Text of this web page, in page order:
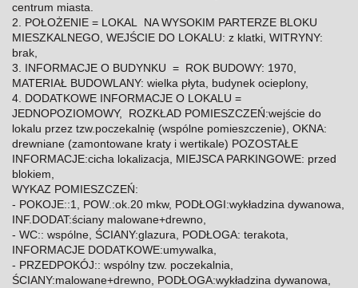
centrum miasta.
2. POŁOŻENIE = LOKAL NA WYSOKIM PARTERZE BLOKU
MIESZKALNEGO, WEJŚCIE DO LOKALU: z klatki, WITRYNY:
brak,
3. INFORMACJE O BUDYNKU = ROK BUDOWY: 1970,
MATERIAŁ BUDOWLANY: wielka płyta, budynek ocieplony,
4. DODATKOWE INFORMACJE O LOKALU =
JEDNOPOZIOMOWY, ROZKŁAD POMIESZCZEŃ:wejście do
lokalu przez tzw.poczekalnię (wspólne pomieszczenie), OKNA:
drewniane (zamontowane kraty i wertikale) POZOSTAŁE
INFORMACJE:cicha lokalizacja, MIEJSCA PARKINGOWE: przed
blokiem,
WYKAZ POMIESZCZEŃ:
- POKOJE::1, POW.:ok.20 mkw, PODŁOGI:wykładzina dywanowa,
INF.DODAT:ściany malowane+drewno,
- WC:: wspólne, ŚCIANY:glazura, PODŁOGA: terakota,
INFORMACJE DODATKOWE:umywalka,
- PRZEDPOKÓJ:: wspólny tzw. poczekalnia,
ŚCIANY:malowane+drewno, PODŁOGA:wykładzina dywanowa,